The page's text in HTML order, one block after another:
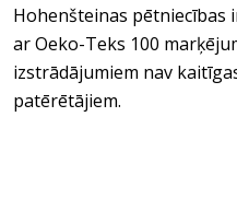
Hohenšteinas
ar Oeko-Teks 100
izstrādājumiem nav
patērētājiem.